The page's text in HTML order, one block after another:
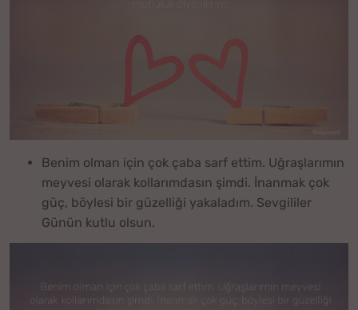
Benim olman için çok çaba sarf ettim. Uğraşlarımın
meyvesi olarak kollarımdasın şimdi. İnanmak çok
güç, böylesi bir güzelliği yakaladım. Sevgililer
Günün kutlu olsun.